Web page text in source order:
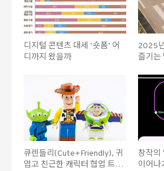
디지털 콘텐츠 대세 ‘숏폼’ 어
디까지 왔을까
2025
즐기는
큐렌들리(Cute+Friendly), 귀
엽고 친근한 캐릭터 협업 트렌
창작의
이어나